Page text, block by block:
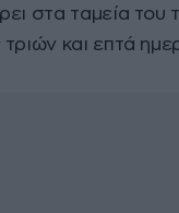
στα ταμεία του
και επτά